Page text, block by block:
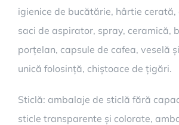
igienice de bucătărie, hârtie
saci de aspirator, spray, ceramică,
porțelan, capsule de cafea, veselă
unică folosință, chiștoace de țigări.
Sticlă: ambalaje de sticlă fără
sticle transparente și colorate,